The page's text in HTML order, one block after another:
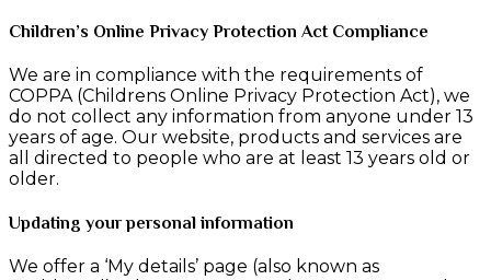
Children’s Online Privacy Protection Act Compliance
We are in compliance with the requirements of
COPPA (Childrens Online Privacy Protection Act), we
do not collect any information from anyone under 13
years of age. Our website, products and services are
all directed to people who are at least 13 years old or
older.
Updating your personal information
We offer a ‘My details’ page (also known as